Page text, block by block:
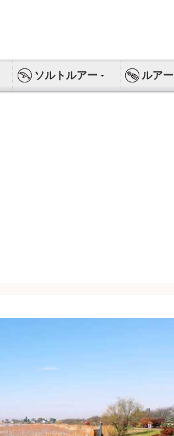
ソルトルアー ルア